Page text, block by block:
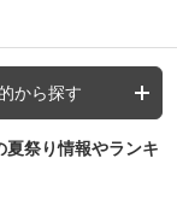
から探す
夏祭り情報やランキ